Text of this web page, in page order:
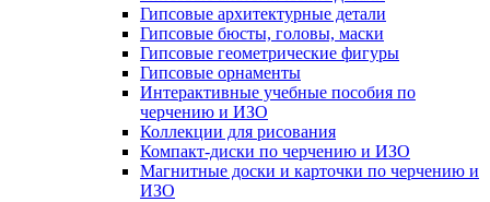
Гипсовые архитектурные детали
Гипсовые бюсты, головы, маски
Гипсовые геометрические фигуры
Гипсовые орнаменты
Интерактивные учебные пособия по
черчению и ИЗО
Коллекции для рисования
Компакт-диски по черчению и ИЗО
Магнитные доски и карточки по черчению и
ИЗО